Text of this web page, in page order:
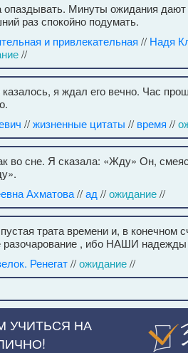
Минуты ожидания
раз спокойно подумать.
и привлекательная // Надя
//
я ждал его вечно. Час
//жизненные цитаты // время //
во сне. Я сказала: «Жду» Он,
Ахматова//ад //ожидание//
трата времени и, в конечном
, ибо НАШИ надежды
Ренегат//ожидание//
УЧИТЬСЯ НА